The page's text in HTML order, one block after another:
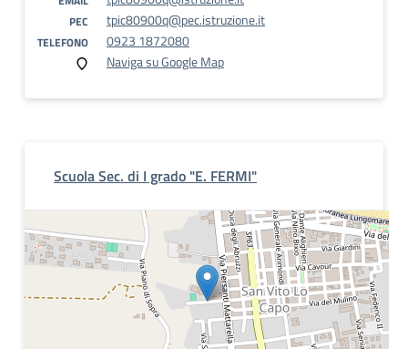
PEC tpic80900q@pec.istruzione.it
TELEFONO
0923 1872080
Naviga su Google Map
Scuola Sec. di I grado "E. FERMI"